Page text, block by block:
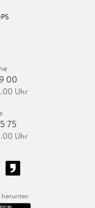
00
Uhr
75
Uhr
herunter.